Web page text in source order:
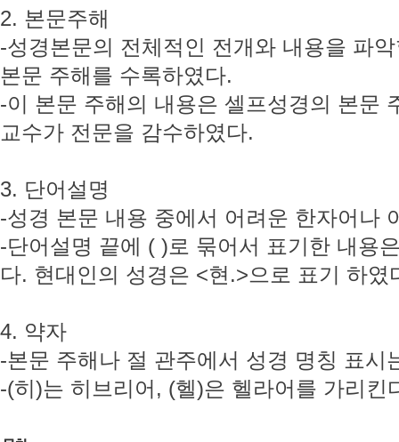
2. 본문주해
-성경본문의 전체적인 전개와 내용을 파
본문 주해를 수록하였다.
-이 본문 주해의 내용은 셀프성경의 본문
교수가 전문을 감수하였다.
3. 단어설명
-성경 본문 내용 중에서 어려운 한자어나
-단어설명 끝에 ( )로 묶어서 표기한 내용
다. 현대인의 성경은 <현.>으로 표기 하였
4. 약자
-본문 주해나 절 관주에서 성경 명칭 표시
-(히)는 히브리어, (헬)은 헬라어를 가리킨